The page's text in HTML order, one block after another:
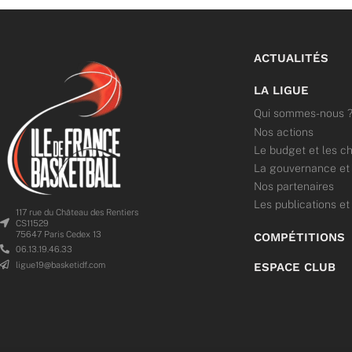
117 rue du Château des Rentiers
CS11529
75647 Paris Cedex 13
06.13.19.46.33
ligue19@basketidf.com
ACTUALITÉS
LA LIGUE
Qui sommes-nous ?
Nos actions
Le budget et les
La gouvernance et
Nos partenaires
Les publications
COMPÉTITIONS
ESPACE CLUB